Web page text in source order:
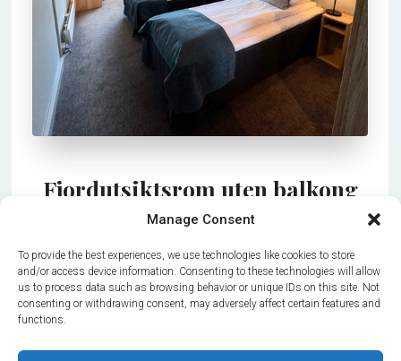
Manage Consent
To provide the best experiences, we use technologies like cookies to store
and/or access device information. Consenting to these technologies will allow
us to process data such as browsing behavior or unique IDs on this site. Not
consenting or withdrawing consent, may adversely affect certain features and
functions.
Fjordutsiktsrom uten balkong
fantastisk utsikt til Hardangerfjorden.